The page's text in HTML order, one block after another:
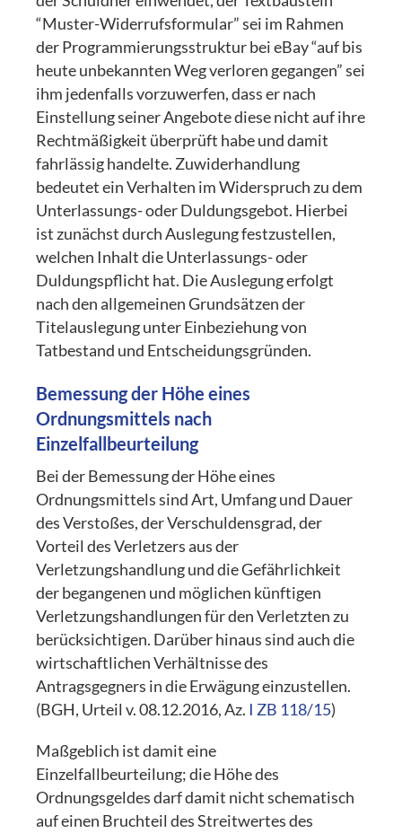
“Muster-Widerrufsformular” sei im Rahmen
der Programmierungsstruktur bei eBay “auf bis
heute unbekannten Weg verloren gegangen” sei
ihm jedenfalls vorzuwerfen, dass er nach
Einstellung seiner Angebote diese nicht auf ihre
Rechtmäßigkeit überprüft habe und damit
fahrlässig handelte. Zuwiderhandlung
bedeutet ein Verhalten im Widerspruch zu dem
Unterlassungs- oder Duldungsgebot. Hierbei
ist zunächst durch Auslegung festzustellen,
welchen Inhalt die Unterlassungs- oder
Duldungspflicht hat. Die Auslegung erfolgt
nach den allgemeinen Grundsätzen der
Titelauslegung unter Einbeziehung von
Tatbestand und Entscheidungsgründen.
Bemessung der Höhe eines
Ordnungsmittels nach
Einzelfallbeurteilung
Bei der Bemessung der Höhe eines
Ordnungsmittels sind Art, Umfang und Dauer
des Verstoßes, der Verschuldensgrad, der
Vorteil des Verletzers aus der
Verletzungshandlung und die Gefährlichkeit
der begangenen und möglichen künftigen
Verletzungshandlungen für den Verletzten zu
berücksichtigen. Darüber hinaus sind auch die
wirtschaftlichen Verhältnisse des
Antragsgegners in die Erwägung einzustellen.
(BGH, Urteil v. 08.12.2016, Az. I ZB 118/15)
Maßgeblich ist damit eine
Einzelfallbeurteilung; die Höhe des
Ordnungsgeldes darf damit nicht schematisch
auf einen Bruchteil des Streitwertes des